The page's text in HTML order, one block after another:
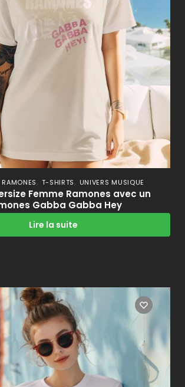
, T-SHIRTS, UNIVERS MUSIQUE
Femme Ramones avec un
Gabba Gabba Hey
Lire la suite